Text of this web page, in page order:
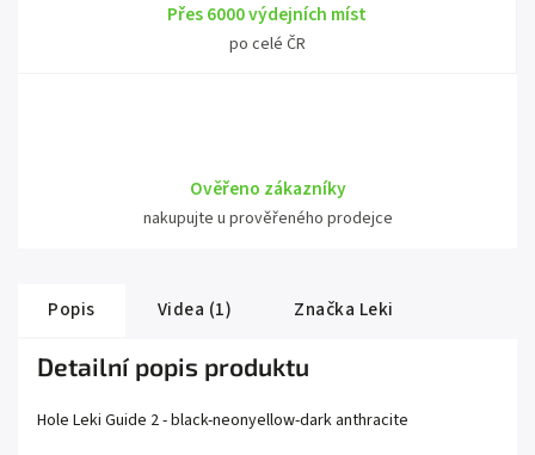
Přes 6000 výdejních míst
po celé ČR
Ověřeno zákazníky
nakupujte u prověřeného prodejce
Popis Videa (1) Značka Leki
Detailní popis produktu
Hole Leki Guide 2 - black-neonyellow-dark anthracite